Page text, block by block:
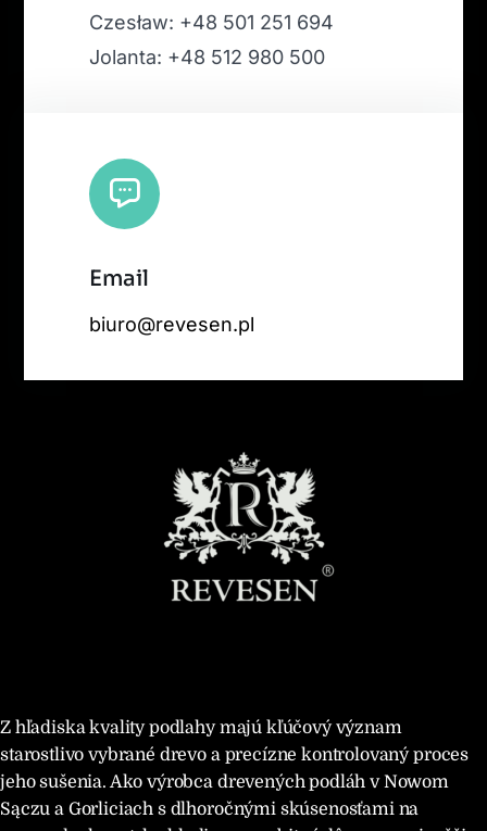
Czesław: +48 501 251 694
Jolanta: +48 512 980 500
Email
biuro@revesen.pl
Z hľadiska kvality podlahy majú kľúčový význam
starostlivo vybrané drevo a precízne kontrolovaný proces
jeho sušenia. Ako výrobca drevených podláh v Nowom
Sączu a Gorliciach s dlhoročnými skúsenosťami na